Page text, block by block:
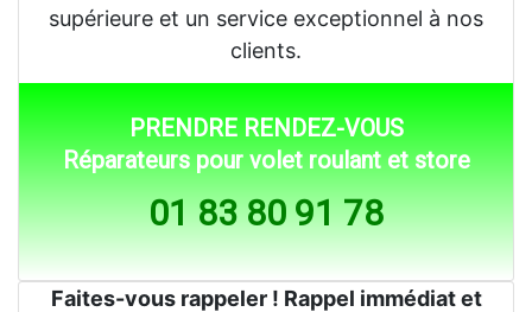
supérieure et un service exceptionnel à nos
clients.
PRENDRE RENDEZ-VOUS
Réparateurs pour volet roulant et store
01 83 80 91 78
Faites-vous rappeler ! Rappel immédiat et